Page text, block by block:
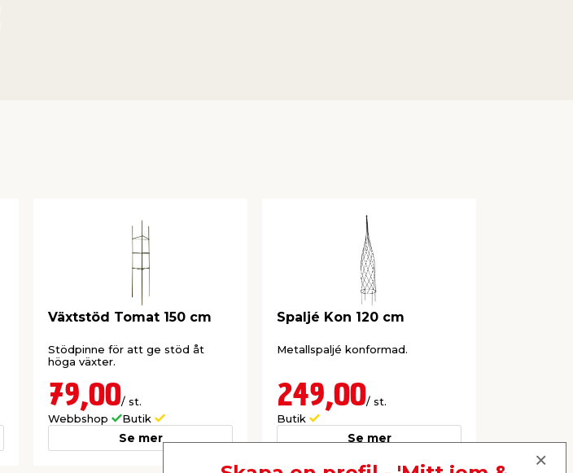
Växtstöd Tomat 150 cm
Stödpinne för att ge stöd åt
höga växter.
79,00/ st.
Webbshop
Butik
Se mer
Spaljé Kon 120 cm
Metallspaljé konformad.
249,00/ st.
Butik
Se mer